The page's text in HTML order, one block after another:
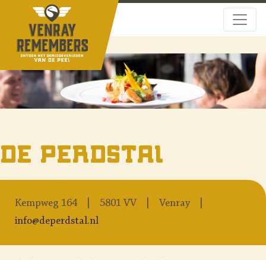
De Perdstal
Kempweg 164 5801 VV
Venray
info@deperdstal.nl